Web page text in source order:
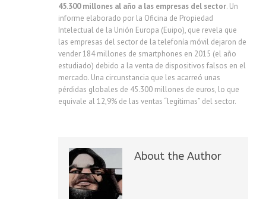
45.300 millones al año a las empresas del sector. Un
informe elaborado por la Oficina de Propiedad
Intelectual de la Unión Europa (Euipo), que revela que
las empresas del sector de la telefonía móvil dejaron de
vender 184 millones de smartphones en 2015 (el año
estudiado) debido a la venta de dispositivos falsos en el
mercado. Una circunstancia que les acarreó unas
pérdidas globales de 45.300 millones de euros, lo que
equivale al 12,9% de las ventas “legítimas” del sector.
About the Author